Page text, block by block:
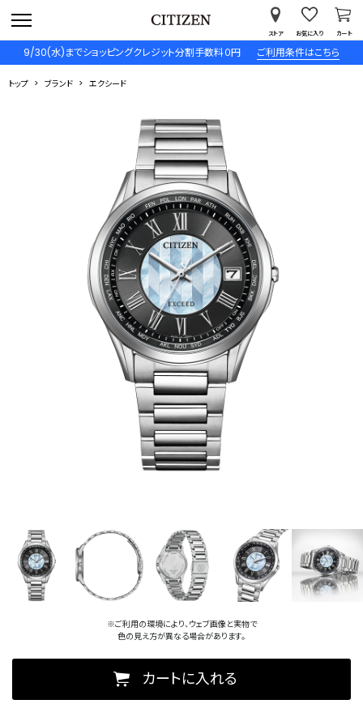
9/30(水)までショッピングクレジット分割手数料０円 ご利用条件はこちら
ストア お気に入り カート
トップ ブランド エクシード
※ご利用の環境により、ウェブ画像と実物で
色の見え方が異なる場合があります。
カートに入れる